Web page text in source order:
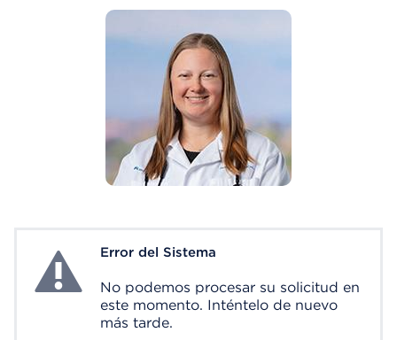
System ErrorError del Sistema
No podemos procesar su solicitud en
este momento. Inténtelo de nuevo
más tarde.